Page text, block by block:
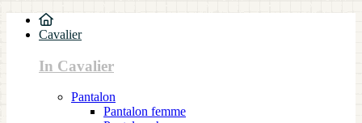
Cavalier
In Cavalier
Pantalon
Pantalon femme